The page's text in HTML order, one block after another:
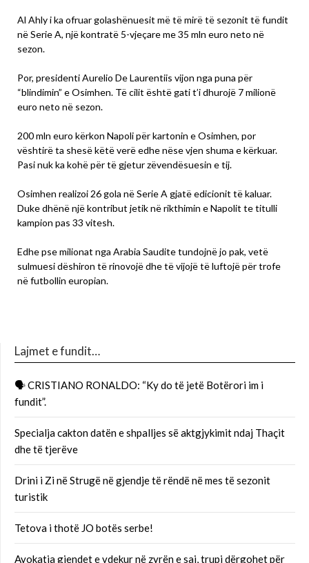
Al Ahly i ka ofruar golashënuesit më të mirë të sezonit të fundit
në Serie A, një kontratë 5-vjeçare me 35 mln euro neto në
sezon.
Por, presidenti Aurelio De Laurentiis vijon nga puna për
“blindimin” e Osimhen. Të cilit është gati t’i dhurojë 7 milionë
euro neto në sezon.
200 mln euro kërkon Napoli për kartonin e Osimhen, por
vështirë ta shesë këtë verë edhe nëse vjen shuma e kërkuar.
Pasi nuk ka kohë për të gjetur zëvendësuesin e tij.
Osimhen realizoi 26 gola në Serie A gjatë edicionit të kaluar.
Duke dhënë një kontribut jetik në rikthimin e Napolit te titulli
kampion pas 33 vitesh.
Edhe pse milionat nga Arabia Saudite tundojnë jo pak, vetë
sulmuesi dëshiron të rinovojë dhe të vijojë të luftojë për trofe
në futbollin europian.
Lajmet e fundit…
🗣 CRISTIANO RONALDO: “Ky do të jetë Botërori im i
fundit”.
Specialja cakton datën e shpalljes së aktgjykimit ndaj Thaçit
dhe të tjerëve
Drini i Zi në Strugë në gjendje të rëndë në mes të sezonit
turistik
Tetova i thotë JO botës serbe!
Avokatja gjendet e vdekur në zyrën e saj, trupi dërgohet për